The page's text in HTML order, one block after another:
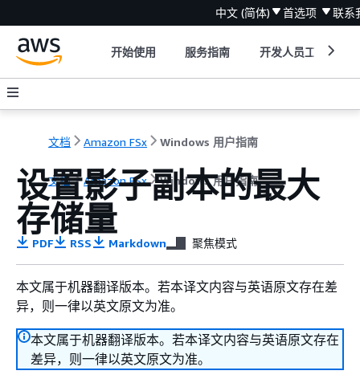
中文 (简体) 首选项 联系
开始使用 服务指南 开发人员工具
文档 Amazon FSx Windows 用户指南
文档 Amazon FSx Windows 用户指南
设置影子副本的最大
存储量
PDF RSS Markdown 聚焦模式
本文属于机器翻译版本。若本译文内容与英语原文存在差
异，则一律以英文原文为准。
本文属于机器翻译版本。若本译文内容与英语原文存在
差异，则一律以英文原文为准。